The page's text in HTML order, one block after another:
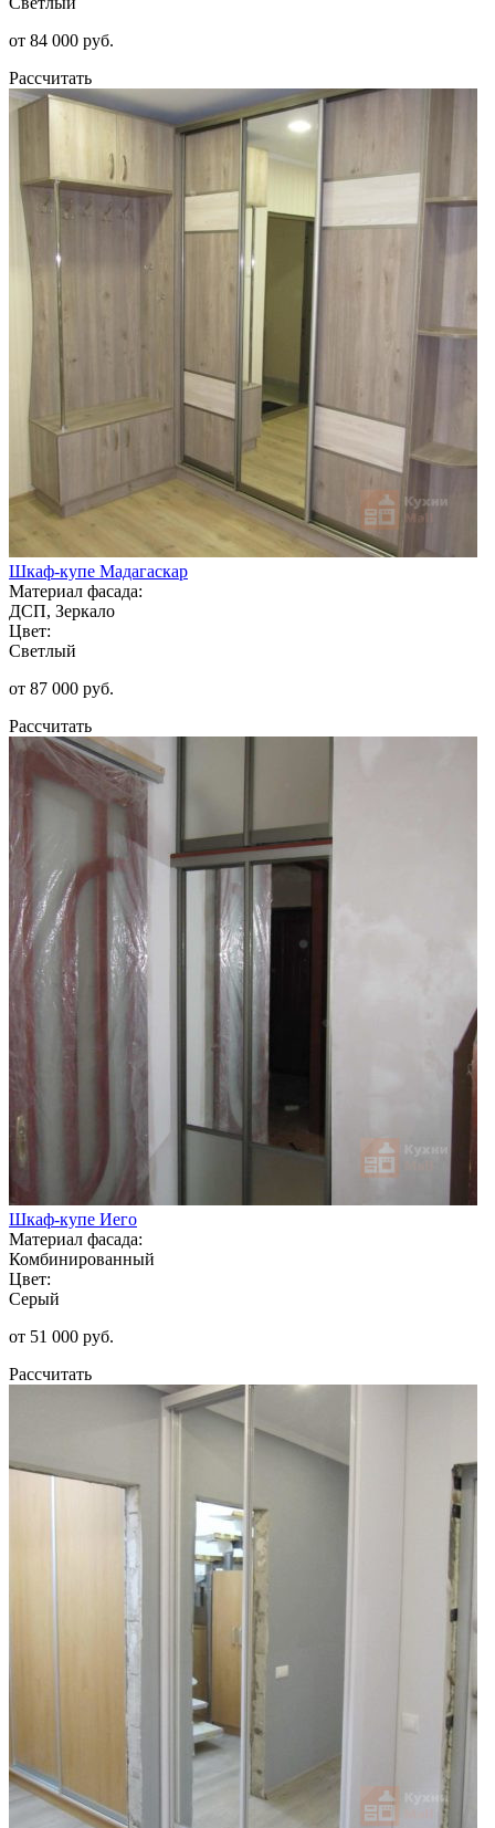
от 84 000 руб.
Рассчитать
Шкаф-купе Мадагаскар
Материал фасада:
ДСП, Зеркало
Цвет:
Светлый
от 87 000 руб.
Рассчитать
Шкаф-купе Иего
Материал фасада:
Комбинированный
Цвет:
Серый
от 51 000 руб.
Рассчитать